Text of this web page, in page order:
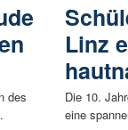
des
Linz
Die 10.
eine